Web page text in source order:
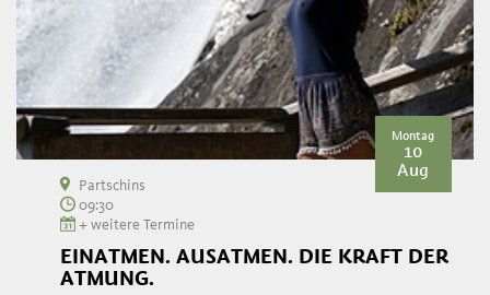
Montag
10
Aug
Partschins
09:30
+ weitere Termine
EINATMEN. AUSATMEN. DIE KRAFT DER
ATMUNG.